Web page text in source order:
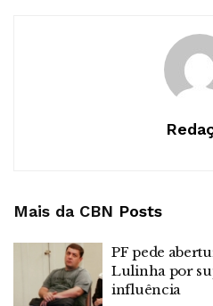
Mais da CBN Posts
PF pede
Lulinha por
influência